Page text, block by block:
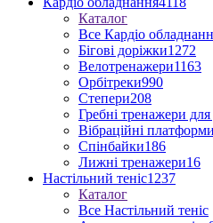
Каталог
Все Кардіо
Бігові доріжки1272
Велотренажери1163
Орбітреки990
Степери208
Гребні тренажери
Вібраційні платформи
Спінбайки186
Лижні тренажери16
Настільний теніс1237
Каталог
Все Настільний теніс